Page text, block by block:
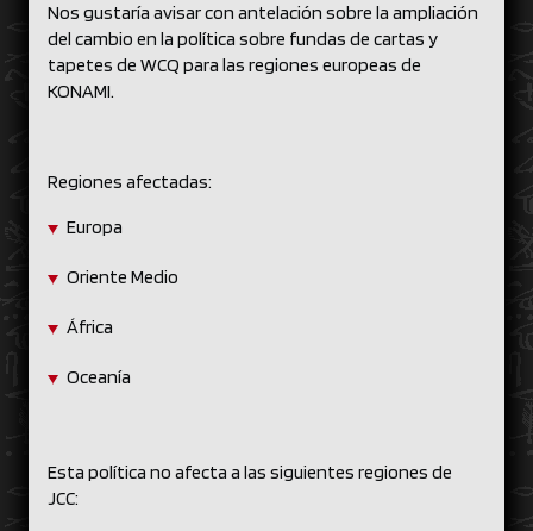
Nos gustaría avisar con antelación sobre la ampliación
del cambio en la política sobre fundas de cartas y
tapetes de WCQ para las regiones europeas de
KONAMI.
Regiones afectadas:
Europa
Oriente Medio
África
Oceanía
Esta política no afecta a las siguientes regiones de
JCC: